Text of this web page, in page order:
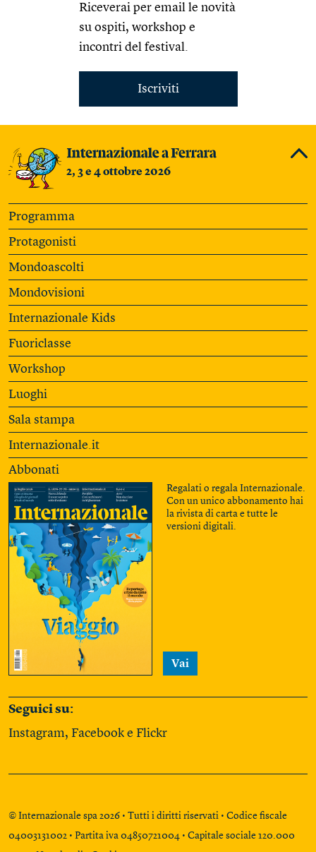
Riceverai per email le novità
su ospiti, workshop e
incontri del festival.
Iscriviti
2, 3 e 4 ottobre 2026
Programma
Protagonisti
Mondoascolti
Mondovisioni
Internazionale Kids
Fuoriclasse
Workshop
Luoghi
Sala stampa
Internazionale.it
Abbonati
Regalati o regala Internazionale.
Con un unico abbonamento hai
la rivista di carta e tutte le
versioni digitali.
Vai
Seguici su:
Instagram, Facebook e Flickr
© Internazionale spa 2026 • Tutti i diritti riservati • Codice fiscale
04003131002 • Partita iva 04850721004 • Capitale sociale 120.000